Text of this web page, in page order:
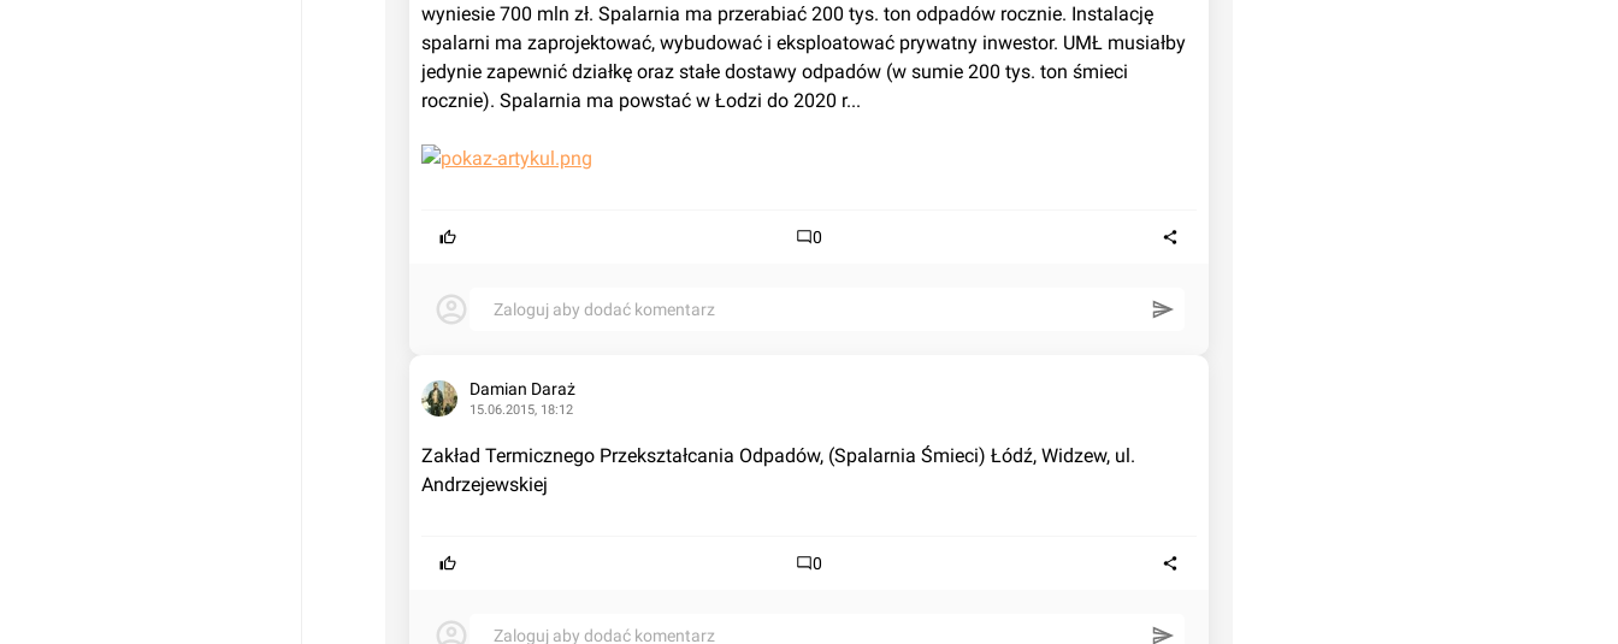
wyniesie 700 mln zł. Spalarnia ma przerabiać 200 tys. ton odpadów rocznie. Instalację
spalarni ma zaprojektować, wybudować i eksploatować prywatny inwestor. UMŁ musiałby
jedynie zapewnić działkę oraz stałe dostawy odpadów (w sumie 200 tys. ton śmieci
rocznie). Spalarnia ma powstać w Łodzi do 2020 r...
0
Zaloguj aby dodać komentarz
Damian Daraż
15.06.2015, 18:12
Zakład Termicznego Przekształcania Odpadów, (Spalarnia Śmieci) Łódź, Widzew, ul.
Andrzejewskiej
0
Zaloguj aby dodać komentarz